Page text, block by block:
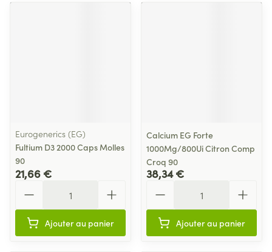
Eurogenerics (EG)
Fultium D3 2000 Caps Molles
90
21,66 €
Ajouter au panier
Calcium EG Forte
1000Mg/800Ui Citron Comp
Croq 90
38,34 €
Ajouter au panier